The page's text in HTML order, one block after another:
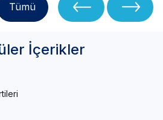
Tümü
İçerikler